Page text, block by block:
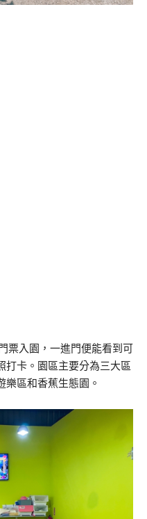
票入園，一進門便能看到可
打卡。園區主要分為三大區
樂區和香蕉生態園。